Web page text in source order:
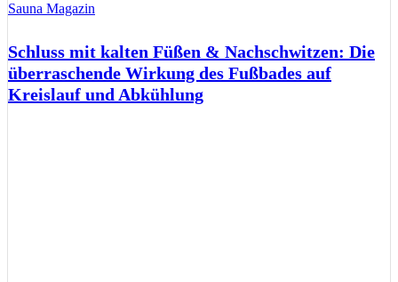
Sauna Magazin
Schluss mit kalten Füßen & Nachschwitzen: Die
überraschende Wirkung des Fußbades auf
Kreislauf und Abkühlung